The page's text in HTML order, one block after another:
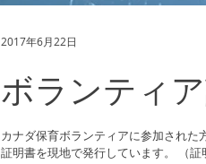
ボランティ
カナダ保育ボランティアに参加された
証明書を現地で発行しています。 （証
2017年6月22日